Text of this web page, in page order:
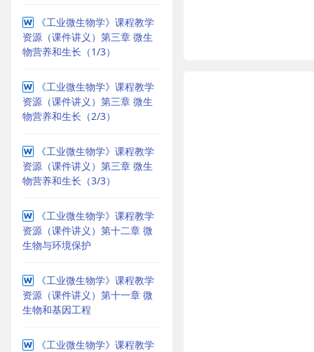
《工业微生物学》课程教学
资源（课件讲义）第三章 微生
物营养和生长（1/3）
《工业微生物学》课程教学
资源（课件讲义）第三章 微生
物营养和生长（2/3）
《工业微生物学》课程教学
资源（课件讲义）第三章 微生
物营养和生长（3/3）
《工业微生物学》课程教学
资源（课件讲义）第十二章 微
生物与环境保护
《工业微生物学》课程教学
资源（课件讲义）第十一章 微
生物和基因工程
《工业微生物学》课程教学